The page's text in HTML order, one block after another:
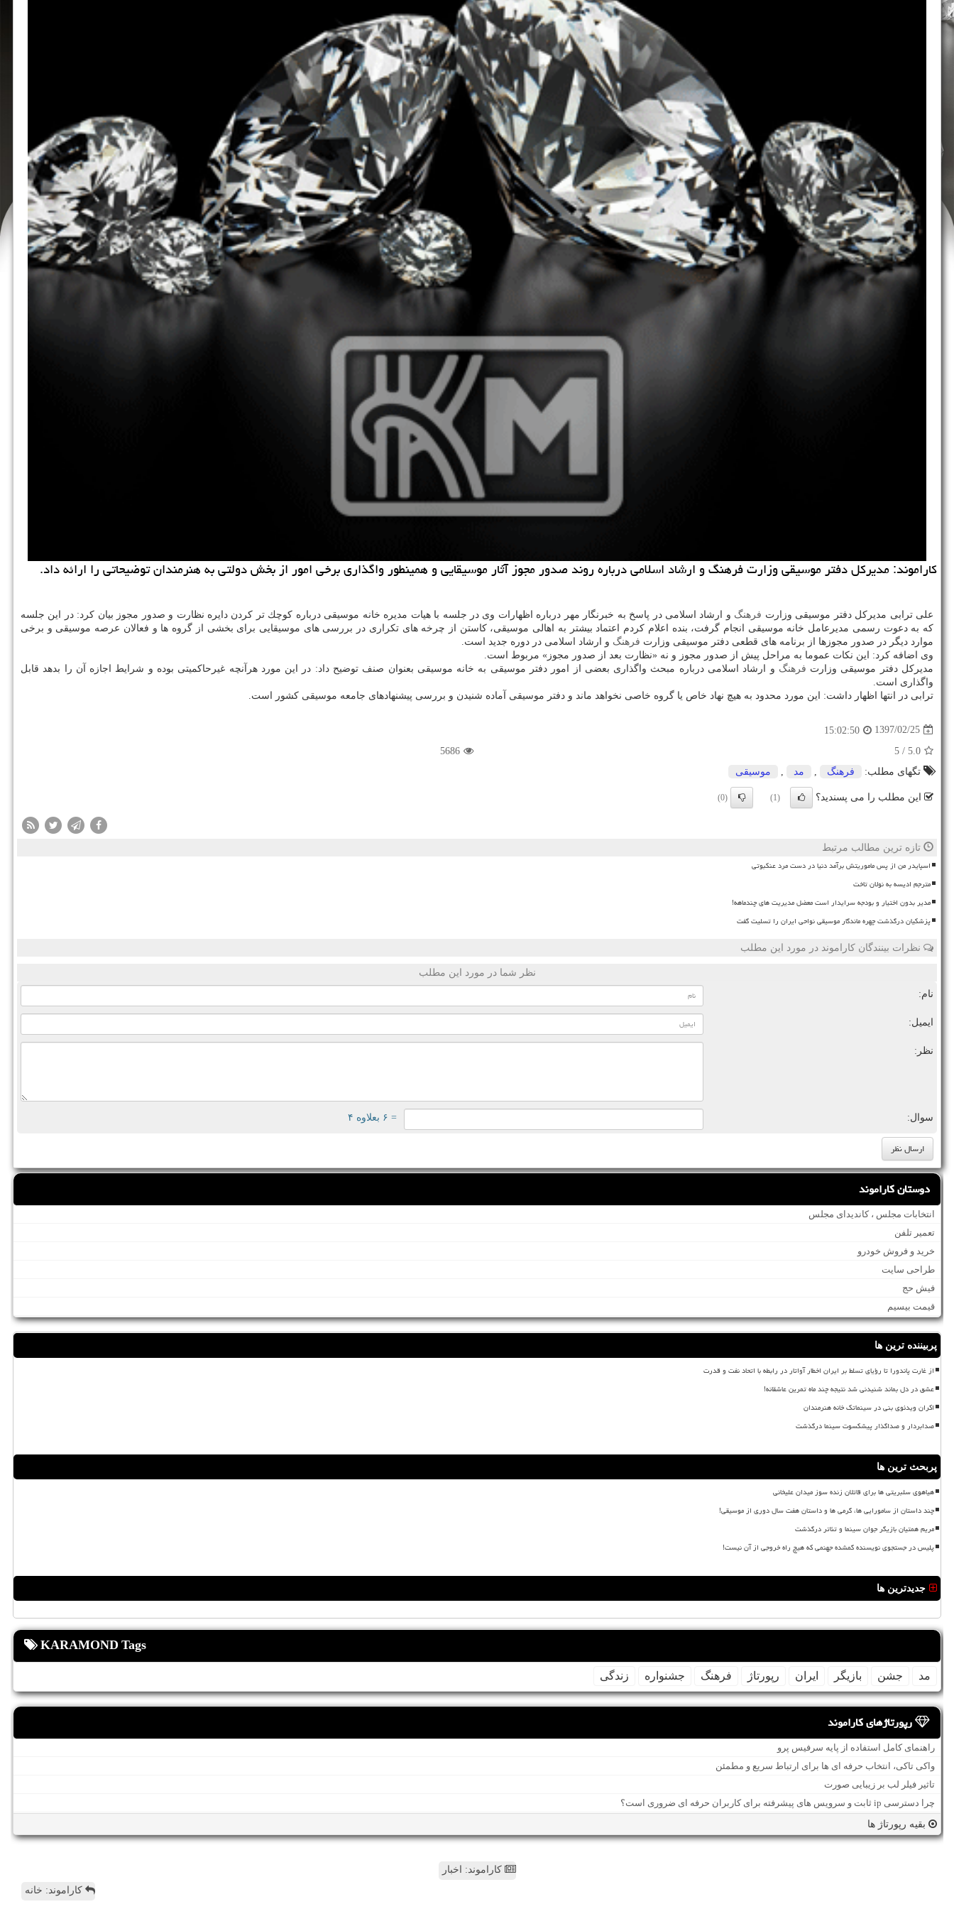
كاراموند: مدیركل دفتر موسیقی وزارت فرهنگ و ارشاد اسلامی درباره روند صدور مجوز آثار موسیقایی و همینطور واگذاری برخی امور از بخش دولتی به هنرمندان توضیحاتی را ارائه داد.
علی ترابی مدیركل دفتر موسیقی وزارت فرهنگ و ارشاد اسلامی در پاسخ به خبرنگار مهر درباره اظهارات وی در جلسه با هیات مدیره خانه موسیقی درباره كوچك تر كردن دایره نظارت و صدور مجوز بیان كرد: در این جلسه
كه به دعوت رسمی مدیرعامل خانه موسیقی انجام گرفت، بنده اعلام كردم اعتماد بیشتر به اهالی موسیقی، كاستن از چرخه های تكراری در بررسی های موسیقایی برای بخشی از گروه ها و فعالان عرصه موسیقی و برخی
موارد دیگر در صدور مجوزها از برنامه های قطعی دفتر موسیقی وزارت فرهنگ و ارشاد اسلامی در دوره جدید است.
وی اضافه كرد: این نكات عموما به مراحل پیش از صدور مجوز و نه «نظارت بعد از صدور مجوز» مربوط است.
مدیركل دفتر موسیقی وزارت فرهنگ و ارشاد اسلامی درباره مبحث واگذاری بعضی از امور دفتر موسیقی به خانه موسیقی بعنوان صنف توضیح داد: در این مورد هرآنچه غیرحاكمیتی بوده و شرایط اجازه آن را بدهد قابل
واگذاری است.
ترابی در انتها اظهار داشت: این مورد محدود به هیچ نهاد خاص یا گروه خاصی نخواهد ماند و دفتر موسیقی آماده شنیدن و بررسی پیشنهادهای جامعه موسیقی كشور است.
1397/02/25
15:02:50
5.0
/ 5
5686
تگهای مطلب:
فرهنگ مد موسیقی
این مطلب را می پسندید؟ (1)
(0)
تازه ترین مطالب مرتبط
اسپایدر من از پس ماموریتش برآمد دنیا در دست مرد عنکبوتی
مترجم ادیسه به نولان تاخت
مدیر بدون اختیار و بودجه سرایدار است معضل مدیریت های چندماهه!
پزشکیان درگذشت چهره ماندگار موسیقی نواحی ایران را تسلیت گفت
نظرات بینندگان کاراموند در مورد این مطلب
نظر شما در مورد این مطلب
نام:
ایمیل:
نظر:
سوال: = ۶ بعلاوه ۴
دوستان کاراموند
انتخابات مجلس ، کاندیدای مجلس
تعمیر تلفن
خرید و فروش خودرو
طراحی سایت
فیش حج
قیمت بیسیم
پربیننده ترین ها
از غارت پاندورا تا رؤیای تسلط بر ایران اخطار آواتار در رابطه با اتحاد نفت و قدرت
عشق در دل بماند شنیدنی شد نتیجه چند ماه تمرین عاشقانه!
اکران ویدئوی بنی در سینماتک خانه هنرمندان
صدابردار و صداگذار پیشکسوت سینما درگذشت
پربحث ترین ها
هیاهوی سلبریتی ها برای قاتلان زنده سوز میدان علیخانی
چند داستان از سامورایی ها، گرمی ها و داستان هفت سال دوری از موسیقی!
مریم همتیان بازیگر جوان سینما و تئاتر درگذشت
پلیس در جستجوی نویسنده گمشده جهنمی که هیچ راه خروجی از آن نیست!
جدیدترین ها
KARAMOND Tags
مد جشن بازیگر ایران رپورتاژ فرهنگ جشنواره زندگی
رپورتاژهای کاراموند
راهنمای کامل استفاده از پایه سرفیس پرو
واکی تاکی، انتخاب حرفه ای ها برای ارتباط سریع و مطمئن
تاثیر فیلر لب بر زیبایی صورت
چرا دسترسی ip ثابت و سرویس های پیشرفته برای کاربران حرفه ای ضروری است؟
بقیه رپورتاژ ها
کاراموند: اخبار
کاراموند: خانه